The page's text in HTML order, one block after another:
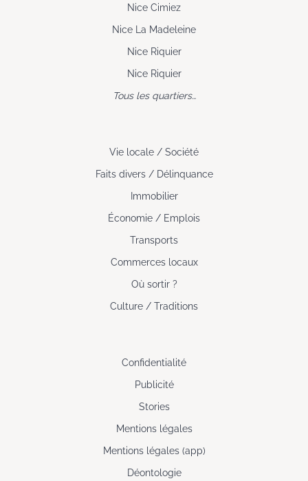
Nice Cimiez
Nice La Madeleine
Nice Riquier
Nice Riquier
Tous les quartiers…
Vie locale / Société
Faits divers / Délinquance
Immobilier
Économie / Emplois
Transports
Commerces locaux
Où sortir ?
Culture / Traditions
Confidentialité
Publicité
Stories
Mentions légales
Mentions légales (app)
Déontologie